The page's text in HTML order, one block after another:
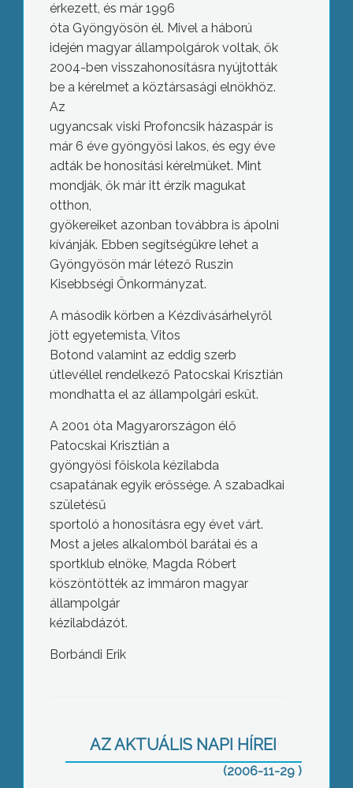
érkezett, és már 1996
óta Gyöngyösön él. Mivel a háború
idején magyar állampolgárok voltak, ők
2004-ben visszahonosításra nyújtották
be a kérelmet a köztársasági elnökhöz.
Az
ugyancsak viski Profoncsik házaspár is
már 6 éve gyöngyösi lakos, és egy éve
adták be honosítási kérelmüket. Mint
mondják, ők már itt érzik magukat
otthon,
gyökereiket azonban továbbra is ápolni
kívánják. Ebben segítségükre lehet a
Gyöngyösön már létező Ruszin
Kisebbségi Önkormányzat.
A második körben a Kézdivásárhelyről
jött egyetemista, Vitos
Botond valamint az eddig szerb
útlevéllel rendelkező Patocskai Krisztián
mondhatta el az állampolgári esküt.
A 2001 óta Magyarországon élő
Patocskai Krisztián a
gyöngyösi főiskola kézilabda
csapatának egyik erőssége. A szabadkai
születésű
sportoló a honosításra egy évet várt.
Most a jeles alkalomból barátai és a
sportklub elnöke, Magda Róbert
köszöntötték az immáron magyar
állampolgár
kézilabdázót.
Borbándi Erik
AZ AKTUÁLIS NAPI HÍREI
(2006-11-29 )